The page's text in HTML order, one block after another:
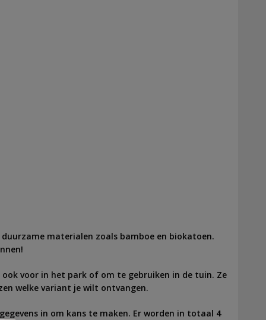
materialen zoals bamboe en biokatoen.
voor in het park of om te gebruiken in de tuin. Ze
welke variant je wilt ontvangen.
in om kans te maken. Er worden in totaal 4